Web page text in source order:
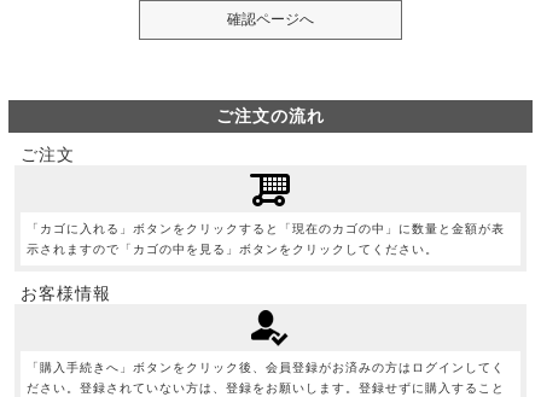
ご注文の流れ
ご注文
「カゴに入れる」ボタンをクリックすると「現在のカゴの中」に数量と金額が表
示されますので「カゴの中を見る」ボタンをクリックしてください。
お客様情報
「購入手続きへ」ボタンをクリック後、会員登録がお済みの方はログインしてく
ださい。登録されていない方は、登録をお願いします。登録せずに購入すること